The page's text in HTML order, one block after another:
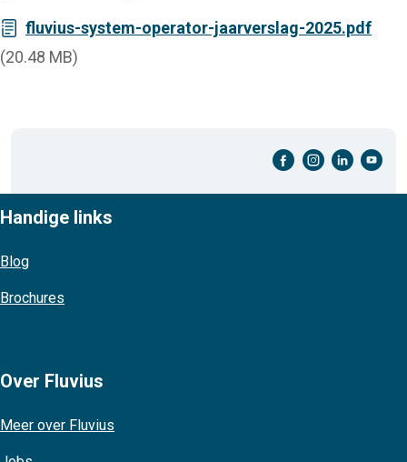
fluvius-system-operator-jaarverslag-2025.pdf
(20.48 MB)
facebook-cirkel instagram-cirkel linkedin-cirkel youtube-cirkel
Handige links
Blog
Brochures
Over Fluvius
Meer over Fluvius